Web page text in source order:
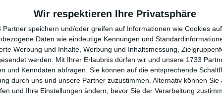
Wir respektieren Ihre Privatsphäre
Partner speichern und/oder greifen auf Informationen wie Cookies
Daten wie eindeutige Kennungen und
Werbung und Inhalte, Werbung und Inhaltsmessung,
werden. Mit Ihrer Erlaubnis dürfen wir und unsere 1733
und Kenndaten abfragen. Sie können auf die entsprechende
durch uns und unsere Partner zuzustimmen. Alternativ können Sie
und Ihre Einstellungen ändern, bevor Sie der Verarbeitung
Spielerin Marina Stakusic,
überstanden hat und als
Stakusic hat in den letzten Jahren
auch in diesem Match nicht
erstes Match, das uns
t,
B.
on
n
nt.